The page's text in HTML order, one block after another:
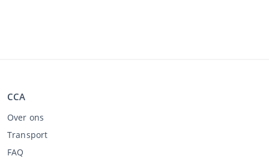
CCA
Over ons
Transport
FAQ